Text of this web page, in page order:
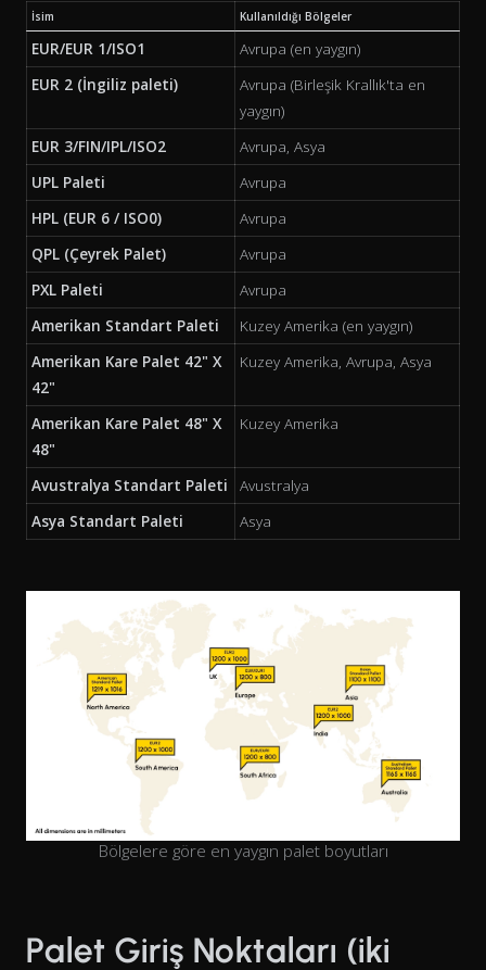
İsim Kullanıldığı Bölgeler
EUR/EUR 1/ISO1
Avrupa (en yaygın)
EUR 2 (İngiliz paleti)
Avrupa (Birleşik Krallık'ta en
yaygın)
EUR 3/FIN/IPL/ISO2
Avrupa, Asya
UPL Paleti
Avrupa
HPL (EUR 6 / ISO0)
Avrupa
QPL (Çeyrek Palet)
Avrupa
PXL Paleti
Avrupa
Amerikan Standart Paleti
Kuzey Amerika (en yaygın)
Amerikan Kare Palet 42" X
42"
Kuzey Amerika, Avrupa, Asya
Amerikan Kare Palet 48" X
48"
Kuzey Amerika
Avustralya Standart Paleti
Avustralya
Asya Standart Paleti
Asya
Bölgelere göre en yaygın palet boyutları
Palet Giriş Noktaları (iki